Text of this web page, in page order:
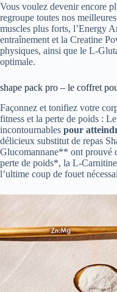
Vous voulez devenir encore
regroupe toutes nos
muscles plus forts, l’Energy
entraînement et la Creatine
physiques, ainsi que le L-
optimale.
shape pack pro – le coffret
Façonnez et tonifiez votre
fitness et la perte de poids :
incontournables pour
délicieux substitut de repas
Glucomannane** ont prouvé
perte de poids*, la L-
l’ultime coup de fouet